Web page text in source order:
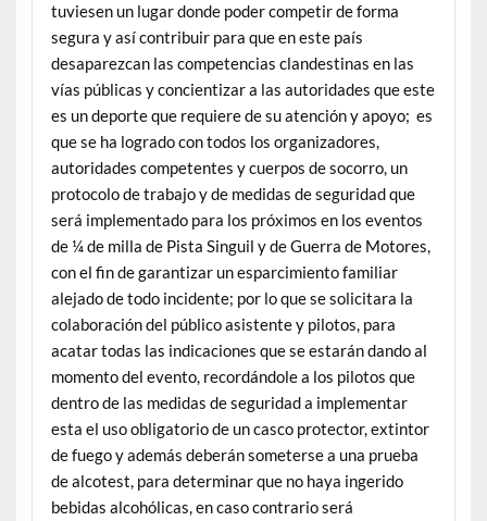
tuviesen un lugar donde poder competir de forma
segura y así contribuir para que en este país
desaparezcan las competencias clandestinas en las
vías públicas y concientizar a las autoridades que este
es un deporte que requiere de su atención y apoyo; es
que se ha logrado con todos los organizadores,
autoridades competentes y cuerpos de socorro, un
protocolo de trabajo y de medidas de seguridad que
será implementado para los próximos en los eventos
de ¼ de milla de Pista Singuil y de Guerra de Motores,
con el fin de garantizar un esparcimiento familiar
alejado de todo incidente; por lo que se solicitara la
colaboración del público asistente y pilotos, para
acatar todas las indicaciones que se estarán dando al
momento del evento, recordándole a los pilotos que
dentro de las medidas de seguridad a implementar
esta el uso obligatorio de un casco protector, extintor
de fuego y además deberán someterse a una prueba
de alcotest, para determinar que no haya ingerido
bebidas alcohólicas, en caso contrario será